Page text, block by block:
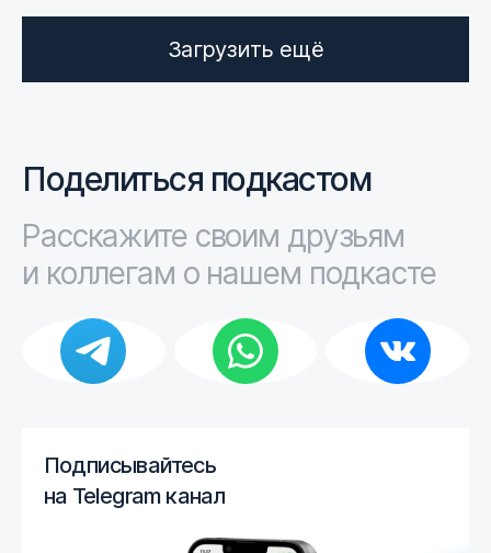
Загрузить ещё
Поделиться подкастом
Расскажите своим друзьям
и коллегам о нашем подкасте
Телеграм WhatsApp
Подписывайтесь
на Telegram канал